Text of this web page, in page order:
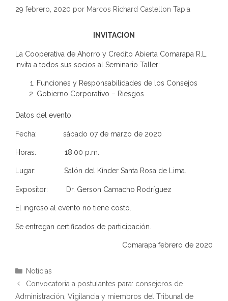
29 febrero, 2020 por Marcos Richard Castellon Tapia
INVITACION
La Cooperativa de Ahorro y Credito Abierta Comarapa R.L.
invita a todos sus socios al Seminario Taller:
Funciones y Responsabilidades de los Consejos
Gobierno Corporativo – Riesgos
Datos del evento:
Fecha: sábado 07 de marzo de 2020
Horas: 18:00 p.m.
Lugar: Salón del Kínder Santa Rosa de Lima.
Expositor: Dr. Gerson Camacho Rodríguez
El ingreso al evento no tiene costo.
Se entregan certificados de participación.
Comarapa febrero de 2020
Categorías
Noticias
Convocatoria a postulantes para: consejeros de
Administración, Vigilancia y miembros del Tribunal de